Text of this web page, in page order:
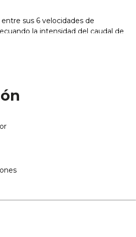
sus 6 velocidades de
la intensidad del caudal de
dispone de un sistema de
para realizar la función
en verano y, en sentido contrario,
el aire caliente hacia el suelo y